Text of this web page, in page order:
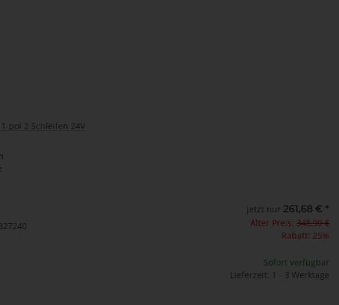
pol 2 Schleifen 24V
jetzt nur 261,68 € *
Alter Preis: 348,90 €
Rabatt: 25%
Sofort verfügbar
Lieferzeit: 1 - 3 Werktage